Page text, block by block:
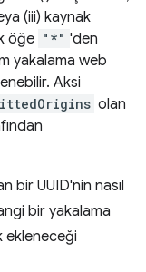
(iii) kaynak
öğe "*" 'den
yakalama web
Aksi
olan
bir UUID'nin nasıl
bir yakalama
ekleneceği